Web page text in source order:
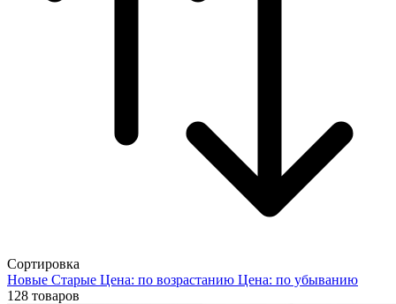
Сортировка
Новые Старые Цена: по возрастанию Цена: по убыванию
128 товаров